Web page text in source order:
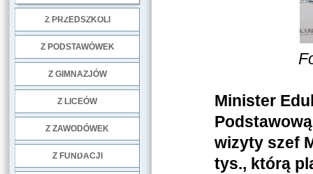
Z PRZEDSZKOLI
Z PODSTAWÓWEK
Z GIMNAZJÓW
Z LICEÓW
Z ZAWODÓWEK
Z FUNDACJI
Minister
wizyty szef
tys., którą